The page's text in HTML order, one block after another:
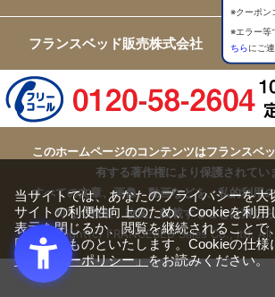
※クーポン
※エラー等
ちらにご
フランスベッド販売株式会社
このホームページのコンテンツはフランスベ
有する著作権により保護されてい
すべての文章、画像、動画などを、私的利用
可なく複製、改変、転載することは禁じ
Copyright(c) FRANCEBED Sales Co., ltd.
当サイトでは、あなたのプライバシーを大
サイトの利便性向上のため、Cookieを利用
表示を閉じるか、閲覧を継続されることで
同意するものといたします。Cookieの仕様
ライバシーポリシー」をお読みください。